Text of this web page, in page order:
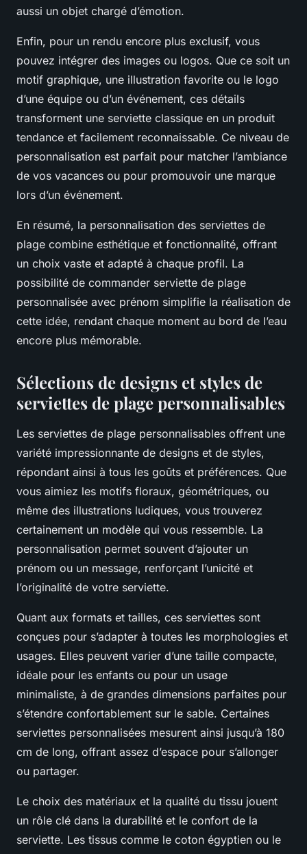
aussi un objet chargé d’émotion.
Enfin, pour un rendu encore plus exclusif, vous
pouvez intégrer des images ou logos. Que ce soit un
motif graphique, une illustration favorite ou le logo
d’une équipe ou d’un événement, ces détails
transforment une serviette classique en un produit
tendance et facilement reconnaissable. Ce niveau de
personnalisation est parfait pour matcher l’ambiance
de vos vacances ou pour promouvoir une marque
lors d’un événement.
En résumé, la personnalisation des serviettes de
plage combine esthétique et fonctionnalité, offrant
un choix vaste et adapté à chaque profil. La
possibilité de commander serviette de plage
personnalisée avec prénom simplifie la réalisation de
cette idée, rendant chaque moment au bord de l’eau
encore plus mémorable.
Sélections de designs et styles de
serviettes de plage personnalisables
Les serviettes de plage personnalisables offrent une
variété impressionnante de designs et de styles,
répondant ainsi à tous les goûts et préférences. Que
vous aimiez les motifs floraux, géométriques, ou
même des illustrations ludiques, vous trouverez
certainement un modèle qui vous ressemble. La
personnalisation permet souvent d’ajouter un
prénom ou un message, renforçant l’unicité et
l’originalité de votre serviette.
Quant aux formats et tailles, ces serviettes sont
conçues pour s’adapter à toutes les morphologies et
usages. Elles peuvent varier d’une taille compacte,
idéale pour les enfants ou pour un usage
minimaliste, à de grandes dimensions parfaites pour
s’étendre confortablement sur le sable. Certaines
serviettes personnalisées mesurent ainsi jusqu’à 180
cm de long, offrant assez d’espace pour s’allonger
ou partager.
Le choix des matériaux et la qualité du tissu jouent
un rôle clé dans la durabilité et le confort de la
serviette. Les tissus comme le coton égyptien ou le